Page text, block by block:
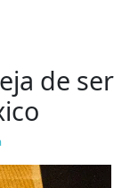
de ser